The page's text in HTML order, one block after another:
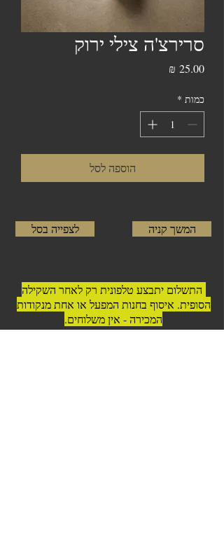
סרירצ'ה צילי ירוק
כמות *
הוספה לסל
לצפייה בסל המשך קניה
התשלום יתבצע טלפונית רק לאחר השקילה
הסופית. איסוף בחנות המפעל או אחת מנקודות
המכירה - אין משלוחים.